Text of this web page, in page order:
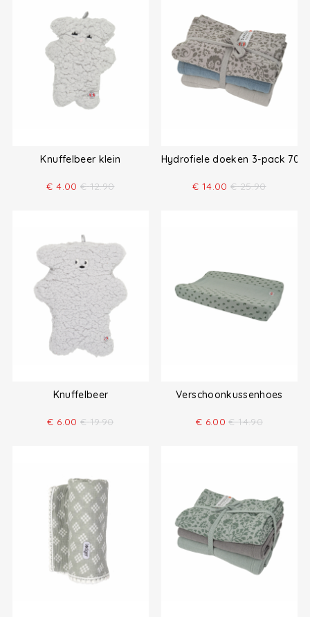
Knuffelbeer klein
€ 4.00 € 12.90
Hydrofiele doeken 3-pack
€ 14.00 € 25.90
Knuffelbeer
€ 6.00 € 19.90
Verschoonkussenhoes
€ 6.00 € 14.90